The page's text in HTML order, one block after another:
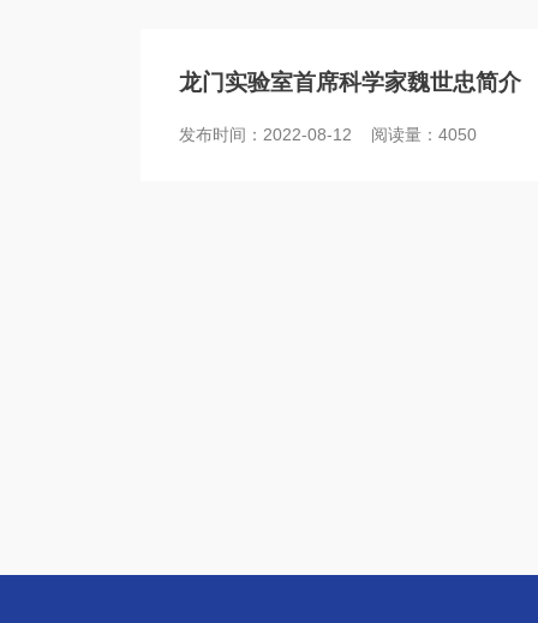
龙门实验室首席科学家魏世忠简介
发布时间：2022-08-12 阅读量：4050